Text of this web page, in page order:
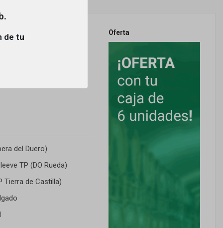
de tu
del Duero)
TP (DO Rueda)
Tierra de Castilla)
Oferta